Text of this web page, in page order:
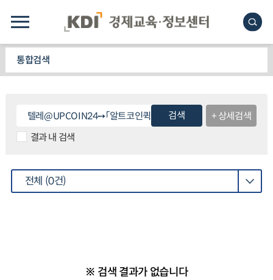
통합검색
검색
+ 상세검색
결과 내 검색
전체 (0건)
※ 검색 결과가 없습니다